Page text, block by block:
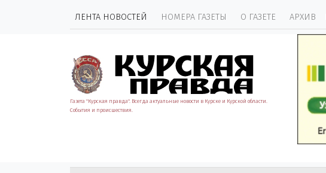
ЛЕНТА НОВОСТЕЙ НОМЕРА ГАЗЕТЫ О ГАЗЕТЕ АРХИВ
Газета "Курская правда". Всегда актуальные новости в Курске и Курской области.
События и происшествия.